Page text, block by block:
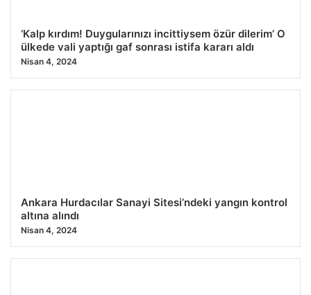
‘Kalp kırdım! Duygularınızı incittiysem özür dilerim’ O
ülkede vali yaptığı gaf sonrası istifa kararı aldı
Nisan 4, 2024
Ankara Hurdacılar Sanayi Sitesi’ndeki yangın kontrol
altına alındı
Nisan 4, 2024